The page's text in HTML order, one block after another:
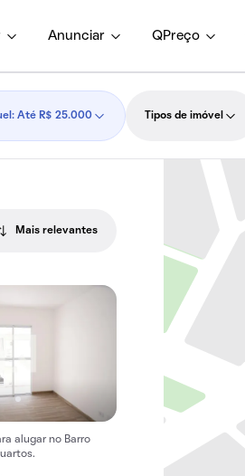
Anunciar QPreço
Até R$ 25.000 Tipos de imóvel
Mais relevantes
alugar no Barro